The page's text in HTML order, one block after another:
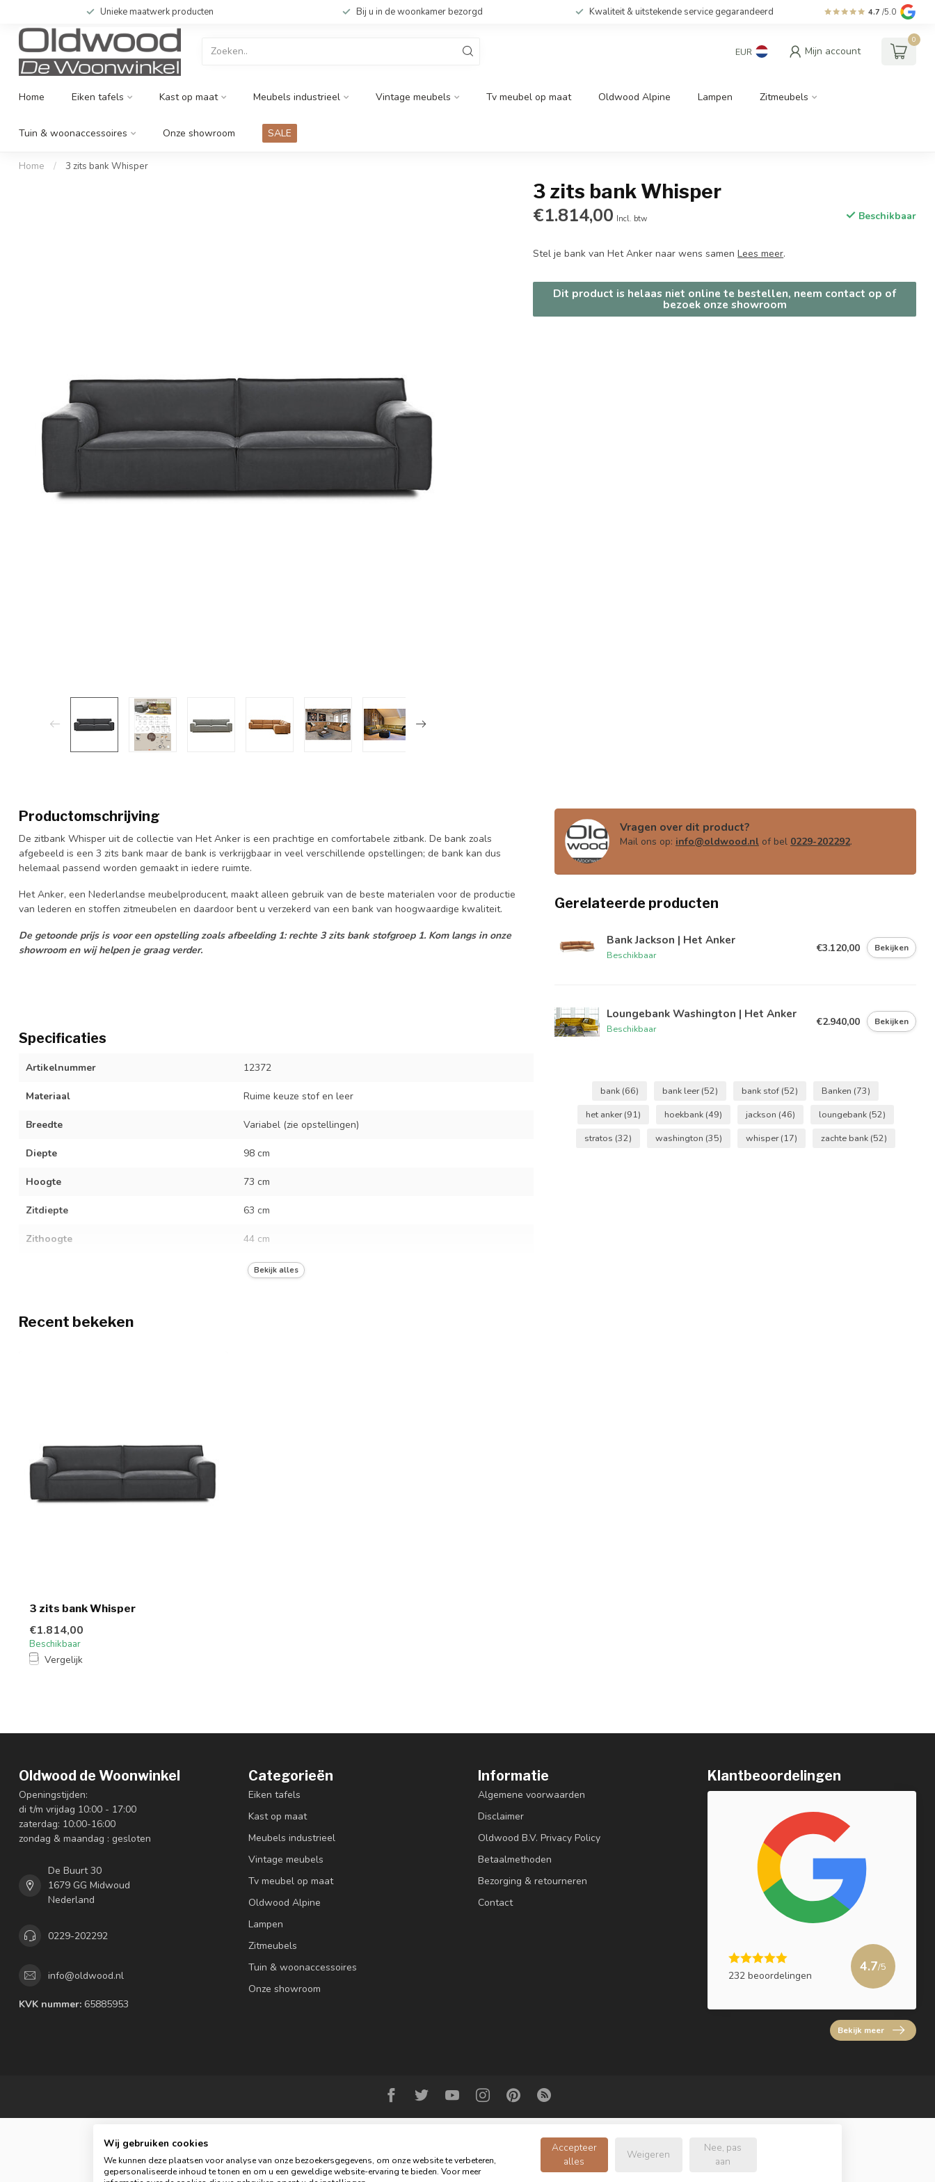
Unieke maatwerk producten Bij u in de woonkamer bezorgd Kwaliteit & uitstekende service gegarandeerd 4.7 /5.0
EUR Mijn account
0
Home Eiken tafels Kast op maat Meubels industrieel Vintage meubels Tv meubel op maat Oldwood Alpine Lampen Zitmeubels
Tuin & woonaccessoires Onze showroom SALE
Home / 3 zits bank Whisper
3 zits bank Whisper
€1.814,00 Incl. btw Beschikbaar
Stel je bank van Het Anker naar wens samenLees meer.
Dit product is helaas niet online te bestellen, neem contact op of
bezoek onze showroom
Productomschrijving
De zitbank Whisper uit de collectie van Het Anker is een prachtige en comfortabele zitbank. De bank zoals
afgebeeld is een 3 zits bank maar de bank is verkrijgbaar in veel verschillende opstellingen; de bank kan dus
helemaal passend worden gemaakt in iedere ruimte.
Het Anker, een Nederlandse meubelproducent, maakt alleen gebruik van de beste materialen voor de productie
van lederen en stoffen zitmeubelen en daardoor bent u verzekerd van een bank van hoogwaardige kwaliteit.
De getoonde prijs is voor een opstelling zoals afbeelding 1: rechte 3 zits bank stofgroep 1. Kom langs in onze
showroom en wij helpen je graag verder.
Specificaties
Artikelnummer 12372
Materiaal Ruime keuze stof en leer
Breedte Variabel (zie opstellingen)
Diepte 98 cm
Hoogte 73 cm
Zitdiepte 63 cm
Zithoogte 44 cm
Variabel
Bekijk alles
Vragen over dit product?
Mail ons op: info@oldwood.nl of bel 0229-202292.
Gerelateerde producten
Bank Jackson | Het Anker
Beschikbaar
€3.120,00 Bekijken
Loungebank Washington | Het Anker
Beschikbaar
€2.940,00 Bekijken
bank (66) bank leer(52) bank stof (52) Banken (73)
het anker(91) hoekbank (49) jackson (46) loungebank (52)
stratos (32) washington (35) whisper(17) zachte bank (52)
Recent bekeken
3 zits bank Whisper
€1.814,00
Beschikbaar
Vergelijk
Oldwood de Woonwinkel
Openingstijden:
di t/m vrijdag 10:00 - 17:00
zaterdag: 10:00-16:00
zondag & maandag : gesloten
De Buurt 30
1679 GG Midwoud
Nederland
0229-202292
info@oldwood.nl
KVK nummer: 65885953
Categorieën
Eiken tafels
Kast op maat
Meubels industrieel
Vintage meubels
Tv meubel op maat
Oldwood Alpine
Lampen
Zitmeubels
Tuin & woonaccessoires
Onze showroom
Informatie
Algemene voorwaarden
Disclaimer
Oldwood B.V. Privacy Policy
Betaalmethoden
Bezorging & retourneren
Contact
Klantbeoordelingen
232 beoordelingen
4.7/5
Bekijk meer
Wij gebruiken cookies
We kunnen deze plaatsen voor analyse van onze bezoekersgegevens, om onze website te verbeteren,
gepersonaliseerde inhoud te tonen en om u een geweldige website-ervaring te bieden. Voor meer
Accepteer
alles
Weigeren
Nee, pas
aan